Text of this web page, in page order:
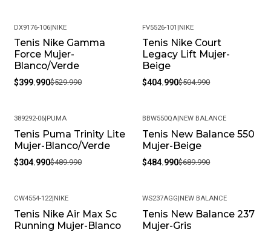
fabricación. Si encuentras algún inconveniente,
contáctanos y lo resolveremos.
¿Es posible cambiar la talla?
Claro, aceptamos cambios de talla siempre que el
¿Cuál es su política de devoluciones?
Si no estás satisfecho, contamos con una política de
devoluciones flexible. Queremos que tu experiencia de
-25%
DX9176-106|NIKE
Tenis Nike Gamma
Force Mujer-
Blanco/Verde
$399.990$529.990
-20%
FV5526-101 |NIKE
Tenis Nike Court
Legacy Lift Mujer-
Beige
$404.990$504.990
-38%
389292-06| PUMA
Tenis Puma Trinity Lite
Mujer-Blanco/Verde
$304.990$489.990
-30%
BBW550QA NEW BALANCE
Tenis New Balance 550
Mujer-Beige
$484.990$689.990
-25%
CW4554-122| NIKE
Tenis Nike Air Max Sc
Running Mujer-Blanco
-30%
WS237AGG NEW BALANCE
Tenis New Balance 237
Mujer-Gris